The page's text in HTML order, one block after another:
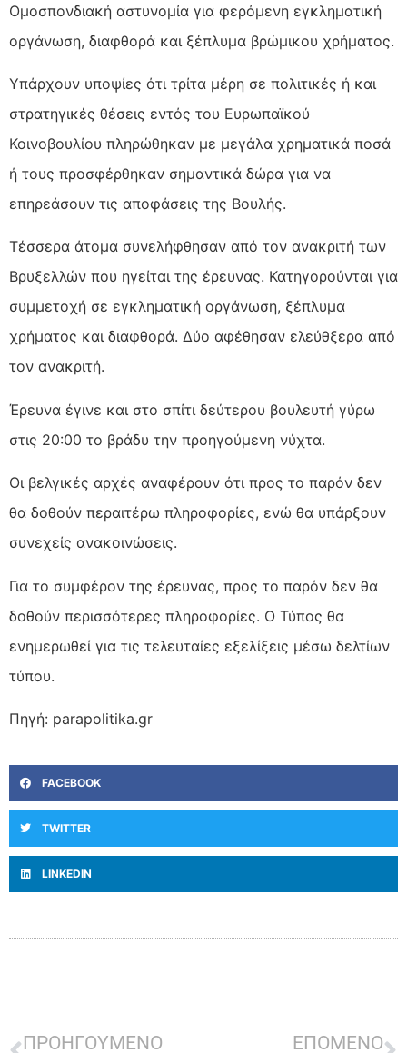
Ομοσπονδιακή αστυνομία για φερόμενη εγκληματική
οργάνωση, διαφθορά και ξέπλυμα βρώμικου χρήματος.
Υπάρχουν υποψίες ότι τρίτα μέρη σε πολιτικές ή και
στρατηγικές θέσεις εντός του Ευρωπαϊκού
Κοινοβουλίου πληρώθηκαν με μεγάλα χρηματικά ποσά
ή τους προσφέρθηκαν σημαντικά δώρα για να
επηρεάσουν τις αποφάσεις της Βουλής.
Τέσσερα άτομα συνελήφθησαν από τον ανακριτή των
Βρυξελλών που ηγείται της έρευνας. Κατηγορούνται για
συμμετοχή σε εγκληματική οργάνωση, ξέπλυμα
χρήματος και διαφθορά. Δύο αφέθησαν ελεύθξερα από
τον ανακριτή.
Έρευνα έγινε και στο σπίτι δεύτερου βουλευτή γύρω
στις 20:00 το βράδυ την προηγούμενη νύχτα.
Οι βελγικές αρχές αναφέρουν ότι προς το παρόν δεν
θα δοθούν περαιτέρω πληροφορίες, ενώ θα υπάρξουν
συνεχείς ανακοινώσεις.
Για το συμφέρον της έρευνας, προς το παρόν δεν θα
δοθούν περισσότερες πληροφορίες. Ο Τύπος θα
ενημερωθεί για τις τελευταίες εξελίξεις μέσω δελτίων
τύπου.
Πηγή: parapolitika.gr
FACEBOOK
TWITTER
LINKEDIN
ΠΡΟΗΓΟΥΜΕΝΟ ΕΠΟΜΕΝΟ